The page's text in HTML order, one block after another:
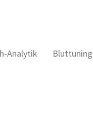
Analytik Bluttuning